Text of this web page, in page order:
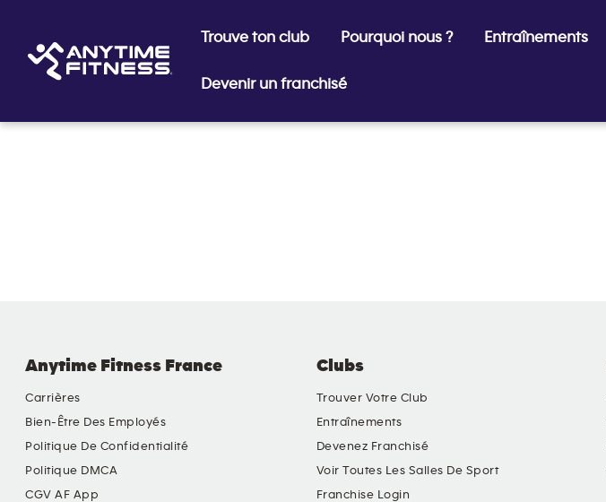
Trouve ton club Pourquoi nous ? Entraînements
Devenir un franchisé
Anytime Fitness France
Carrières
Bien-Être Des Employés
Politique De Confidentialité
Politique DMCA
CGV AF App
Clubs
Trouver Votre Club
Entraînements
Devenez Franchisé
Voir Toutes Les Salles De Sport
Franchise Login